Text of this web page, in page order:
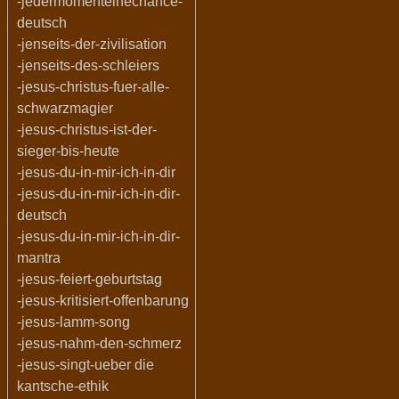
deutsch
-jenseits-der-zivilisation
-jenseits-des-schleiers
-jesus-christus-fuer-alle-
schwarzmagier
-jesus-christus-ist-der-
sieger-bis-heute
-jesus-du-in-mir-ich-in-dir
-jesus-du-in-mir-ich-in-dir-
deutsch
-jesus-du-in-mir-ich-in-dir-
mantra
-jesus-feiert-geburtstag
-jesus-kritisiert-offenbarung
-jesus-lamm-song
-jesus-nahm-den-schmerz
-jesus-singt-ueber die
kantsche-ethik